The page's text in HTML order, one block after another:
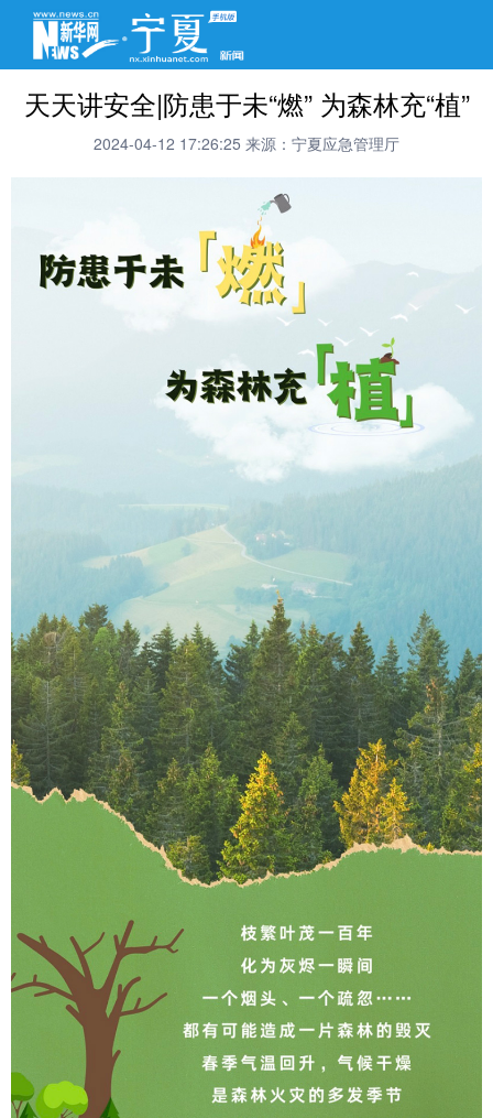
天天讲安全|防患于未“燃” 为森林充“植”
2024-04-12 17:26:25 来源：宁夏应急管理厅